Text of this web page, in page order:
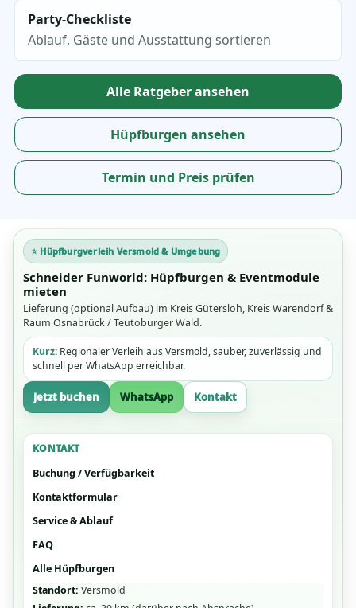
Party-Checkliste
Ablauf, Gäste und Ausstattung sortieren
Alle Ratgeber ansehen
Hüpfburgen ansehen
Termin und Preis prüfen
⭐ Hüpfburgverleih Versmold & Umgebung
Schneider Funworld: Hüpfburgen & Eventmodule
mieten
Lieferung (optional Aufbau) im Kreis Gütersloh, Kreis Warendorf &
Raum Osnabrück / Teutoburger Wald.
Kurz: Regionaler Verleih aus Versmold, sauber, zuverlässig und
schnell per WhatsApp erreichbar.
Jetzt buchen WhatsApp Kontakt
KONTAKT
Buchung / Verfügbarkeit
Kontaktformular
Service & Ablauf
FAQ
Alle Hüpfburgen
Standort: Versmold